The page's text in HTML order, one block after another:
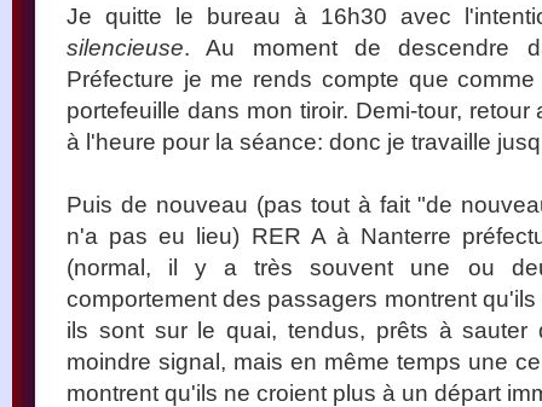
Je quitte le bureau à 16h30 avec
silencieuse. Au moment de descendre
Préfecture je me rends compte que
portefeuille dans mon tiroir. Demi-tour,
à l'heure pour la séance: donc je travaille
Puis de nouveau (pas tout à fait "de
n'a pas eu lieu) RER A à Nanterre
(normal, il y a très souvent une ou
comportement des passagers montrent
ils sont sur le quai, tendus, prêts à
moindre signal, mais en même temps une
montrent qu'ils ne croient plus à un départ